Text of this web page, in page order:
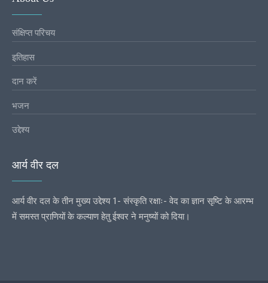
संक्षिप्त परिचय
इतिहास
दान करें
भजन
उद्देश्य
आर्य वीर दल
आर्य वीर दल के तीन मुख्य उद्देश्य 1- संस्कृति रक्षाः- वेद का ज्ञान सृष्टि के आरम्भ
में समस्त प्राणियों के कल्याण हेतु ईश्वर ने मनुष्यों को दिया।